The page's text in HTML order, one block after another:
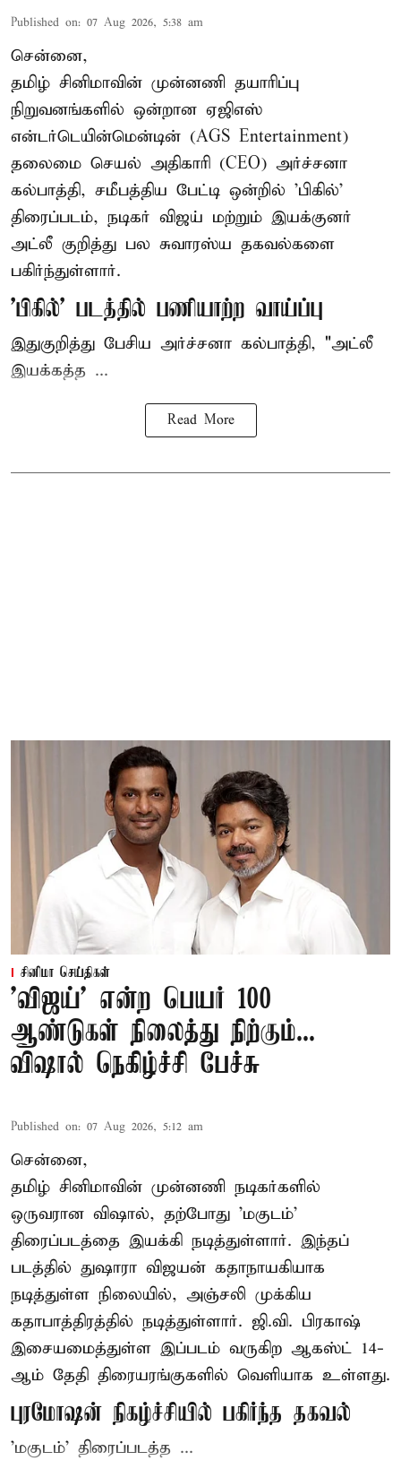
Published on: 07 Aug 2026, 5:38 am
சென்னை,
தமிழ் சினிமாவின் முன்னணி தயாரிப்பு
நிறுவனங்களில் ஒன்றான ஏஜிஎஸ்
என்டர்டெயின்மென்டின் (AGS Entertainment)
தலைமை செயல் அதிகாரி (CEO) அர்ச்சனா
கல்பாத்தி, சமீபத்திய பேட்டி ஒன்றில் 'பிகில்'
திரைப்படம், நடிகர் விஜய் மற்றும் இயக்குனர்
அட்லீ குறித்து பல சுவாரஸ்ய தகவல்களை
பகிர்ந்துள்ளார்.
'பிகில்' படத்தில் பணியாற்ற வாய்ப்பு
இதுகுறித்து பேசிய அர்ச்சனா கல்பாத்தி, "அட்லீ
இயக்கத்த ...
Read More
சினிமா செய்திகள்
'விஜய்' என்ற பெயர் 100
ஆண்டுகள் நிலைத்து நிற்கும்...
விஷால் நெகிழ்ச்சி பேச்சு
Published on: 07 Aug 2026, 5:12 am
சென்னை,
தமிழ் சினிமாவின் முன்னணி நடிகர்களில்
ஒருவரான விஷால், தற்போது 'மகுடம்'
திரைப்படத்தை இயக்கி நடித்துள்ளார். இந்தப்
படத்தில் துஷாரா விஜயன் கதாநாயகியாக
நடித்துள்ள நிலையில், அஞ்சலி முக்கிய
கதாபாத்திரத்தில் நடித்துள்ளார். ஜி.வி. பிரகாஷ்
இசையமைத்துள்ள இப்படம் வருகிற ஆகஸ்ட் 14-
ஆம் தேதி திரையரங்குகளில் வெளியாக உள்ளது.
புரமோஷன் நிகழ்ச்சியில் பகிர்ந்த தகவல்
'மகுடம்' திரைப்படத்த ...